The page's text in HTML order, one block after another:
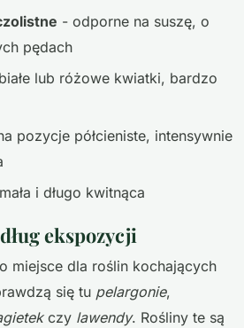
- odporne na suszę, o
pędach
lub różowe kwiatki, bardzo
pozycje półcieniste, intensywnie
i długo kwitnąca
ekspozycji
miejsce dla roślin kochających
się tu pelargonie,
czy lawendy. Rośliny te są